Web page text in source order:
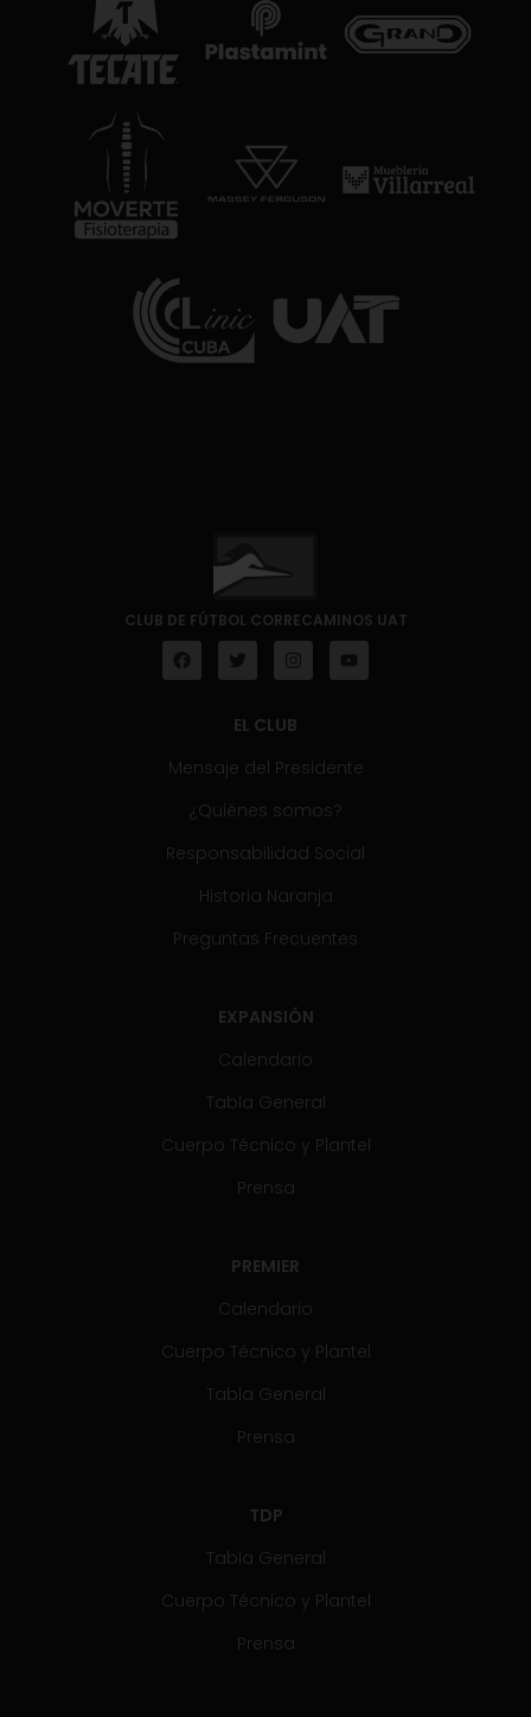
CLUB DE FÚTBOL CORRECAMINOS UAT
EL CLUB
Mensaje del Presidente
¿Quiénes somos?
Responsabilidad Social
Historia Naranja
Preguntas Frecuentes
EXPANSIÓN
Calendario
Tabla General
Cuerpo Técnico y Plantel
Prensa
PREMIER
Calendario
Cuerpo Técnico y Plantel
Tabla General
Prensa
TDP
Tabla General
Cuerpo Técnico y Plantel
Prensa